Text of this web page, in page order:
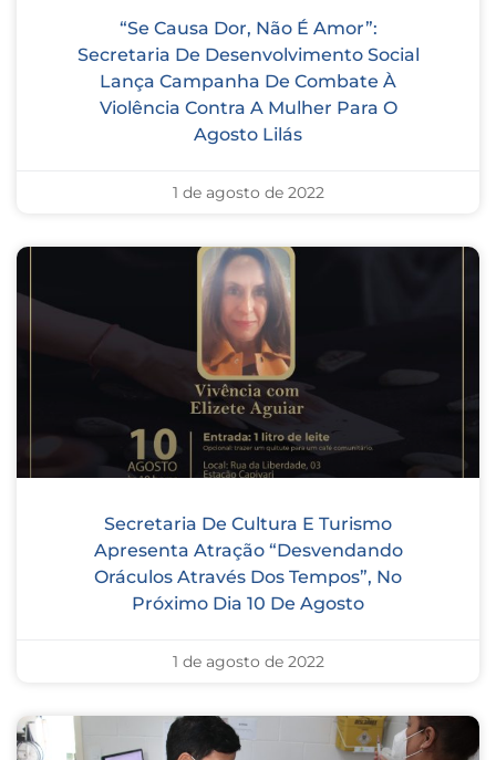
“Se Causa Dor, Não É Amor”:
Secretaria De Desenvolvimento Social
Lança Campanha De Combate À
Violência Contra A Mulher Para O
Agosto Lilás
1 de agosto de 2022
Secretaria De Cultura E Turismo
Apresenta Atração “Desvendando
Oráculos Através Dos Tempos”, No
Próximo Dia 10 De Agosto
1 de agosto de 2022